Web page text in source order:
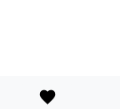
favorite